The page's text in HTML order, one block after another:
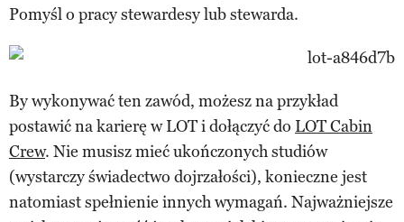
Pomyśl o pracy stewardesy lub stewarda.
By wykonywać ten zawód, możesz na przykład
postawić na karierę w LOT i dołączyć do LOT Cabin
Crew. Nie musisz mieć ukończonych studiów
(wystarczy świadectwo dojrzałości), konieczne jest
natomiast spełnienie innych wymagań. Najważniejsze